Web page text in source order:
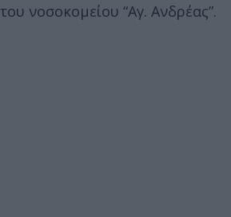
του νοσοκομείου “Αγ. Ανδρέας”.